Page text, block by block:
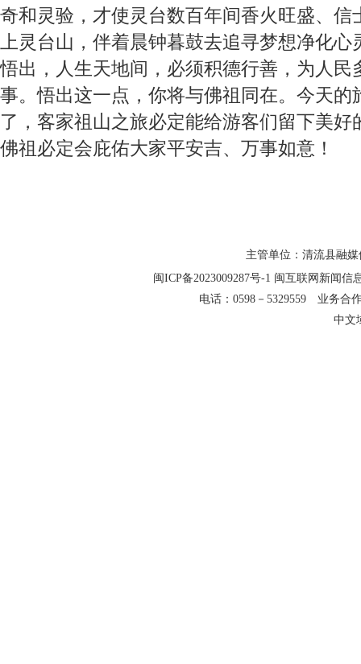
奇和灵验，才使灵台数百年间香火旺盛、信
上灵台山，伴着晨钟暮鼓去追寻梦想净化
悟出，人生天地间，必须积德行善，为人民
事。悟出这一点，你将与佛祖同在。今天的
了，客家祖山之旅必定能给游客们留下美好
佛祖必定会庇佑大家平安吉、万事如意！
主管单位：清流县融
闽ICP备2023009287号-1 闽互联网新闻信
电话：0598－5329559 业务合
中文